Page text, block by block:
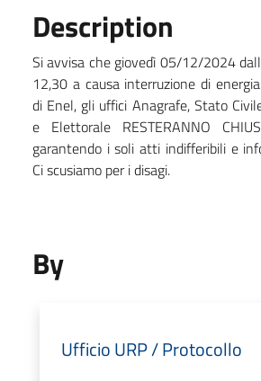
Description
Si avvisa che giovedì 05/12/2024
12,30 a causa interruzione di
di Enel, gli uffici Anagrafe, Stato
e Elettorale RESTERANNO
garantendo i soli atti indifferibili e
Ci scusiamo per i disagi.
By
Ufficio URP / Protocollo